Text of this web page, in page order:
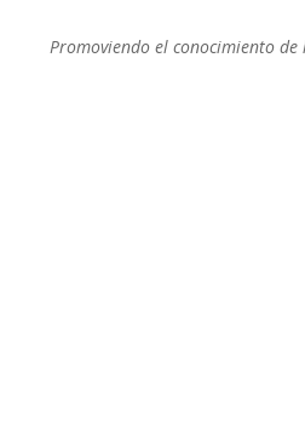
Promoviendo el conocimiento